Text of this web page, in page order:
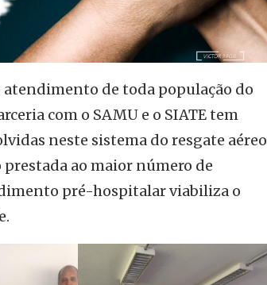
de toda população do
com o SAMU e o SIATE tem
neste sistema do resgate aéreo
ao maior número de
pré-hospitalar viabiliza o